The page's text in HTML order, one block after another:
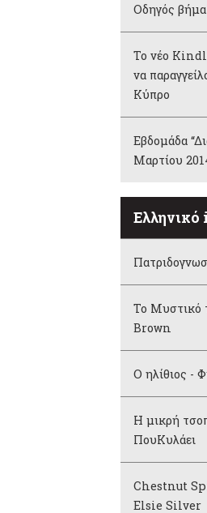
Οδηγός
Το νέο
να
Κύπρο
Εβδομάδα
Μαρτίου
Ελληνικό
Το Μυστικό
Brown
Ο ηλίθιος -
Η μικρή
ΠουΚυλάει
Chestnut
Elsie Silver